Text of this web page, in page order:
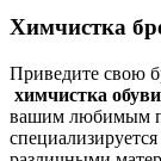
Химчистка
Приведите свою
химчистка
вашим любимым